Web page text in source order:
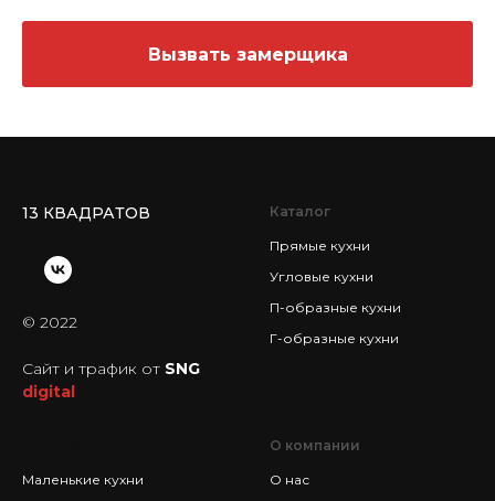
Вызвать замерщика
13 КВАДРАТОВ
© 2022
Сайт и трафик от SNG
digital
Каталог
Прямые кухни
Угловые кухни
П-образные кухни
Г-образные кухни
Маленькие кухни
О компании
О нас